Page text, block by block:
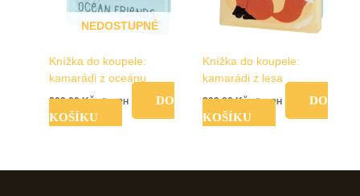
NEDOSTUPNÉ
Knížka do koupele:
kamarádi z oceánu
209,00Kč vč. DPH
DO
KOŠÍKU
Knížka do koupele:
kamarádi z lesa
209,00Kč vč. DPH
DO
KOŠÍKU